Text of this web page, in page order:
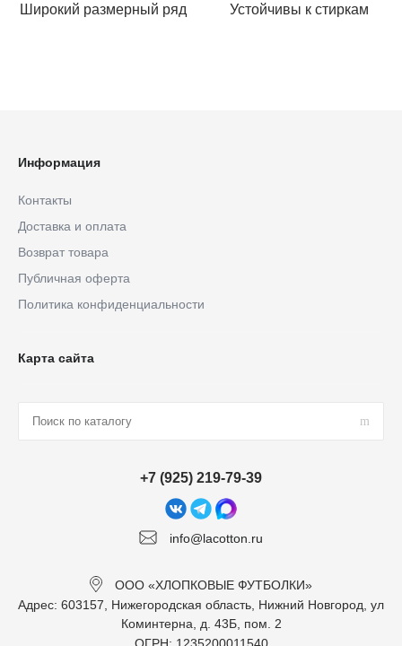
Широкий размерный ряд Устойчивы к стиркам
Информация
Контакты
Доставка и оплата
Возврат товара
Публичная оферта
Политика конфиденциальности
Карта сайта
info@lacotton.ru
+7 (925) 219-79-39
ООО «ХЛОПКОВЫЕ ФУТБОЛКИ»
Адрес: 603157, Нижегородская область, Нижний Новгород, ул
Коминтерна, д. 43Б, пом. 2